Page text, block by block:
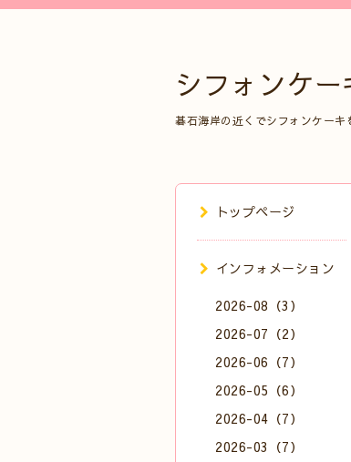
シフォンケ
碁石海岸の近くでシフォンケーキ
トップページ
インフォメーション
2026-08（3）
2026-07（2）
2026-06（7）
2026-05（6）
2026-04（7）
2026-03（7）